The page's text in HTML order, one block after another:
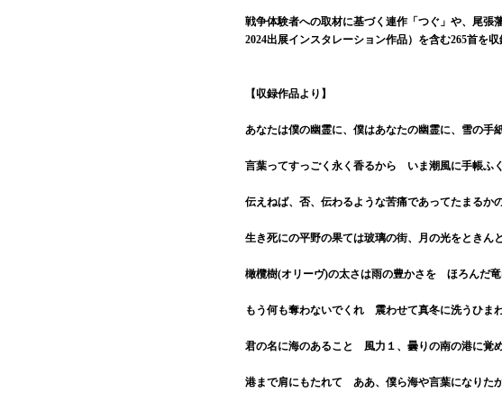
戦争体験者への取材に基づく連作「つぐ」や、尾張
2024出展インスタレーション作品）を含む265首を収
【収録作品より】
あなたは僕の幽霊に、僕はあなたの幽霊に、雪の手
言葉ってすっごく永く香るから いま潮風に手帳ふ
伝えねば、否、伝わるような苦痛であってたまるか
生き死にの平野の果ては玻璃の街、月の光をときん
橄欖樹(オリーヴ)の太さは雨の豊かさを ほろんだ
もう何も奪わないでくれ 震わせて真冬に洗うひま
君の名に海のあること 風力１、曇りの南の港に覚
港まで肩にもたれて ああ、僕ら海や言葉になりた